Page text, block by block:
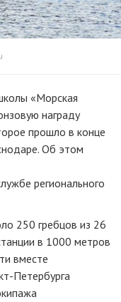
«Морская
награду
прошло в конце
Об этом
регионального
250 гребцов из 26
в 1000 метров
вместе
Петербурга